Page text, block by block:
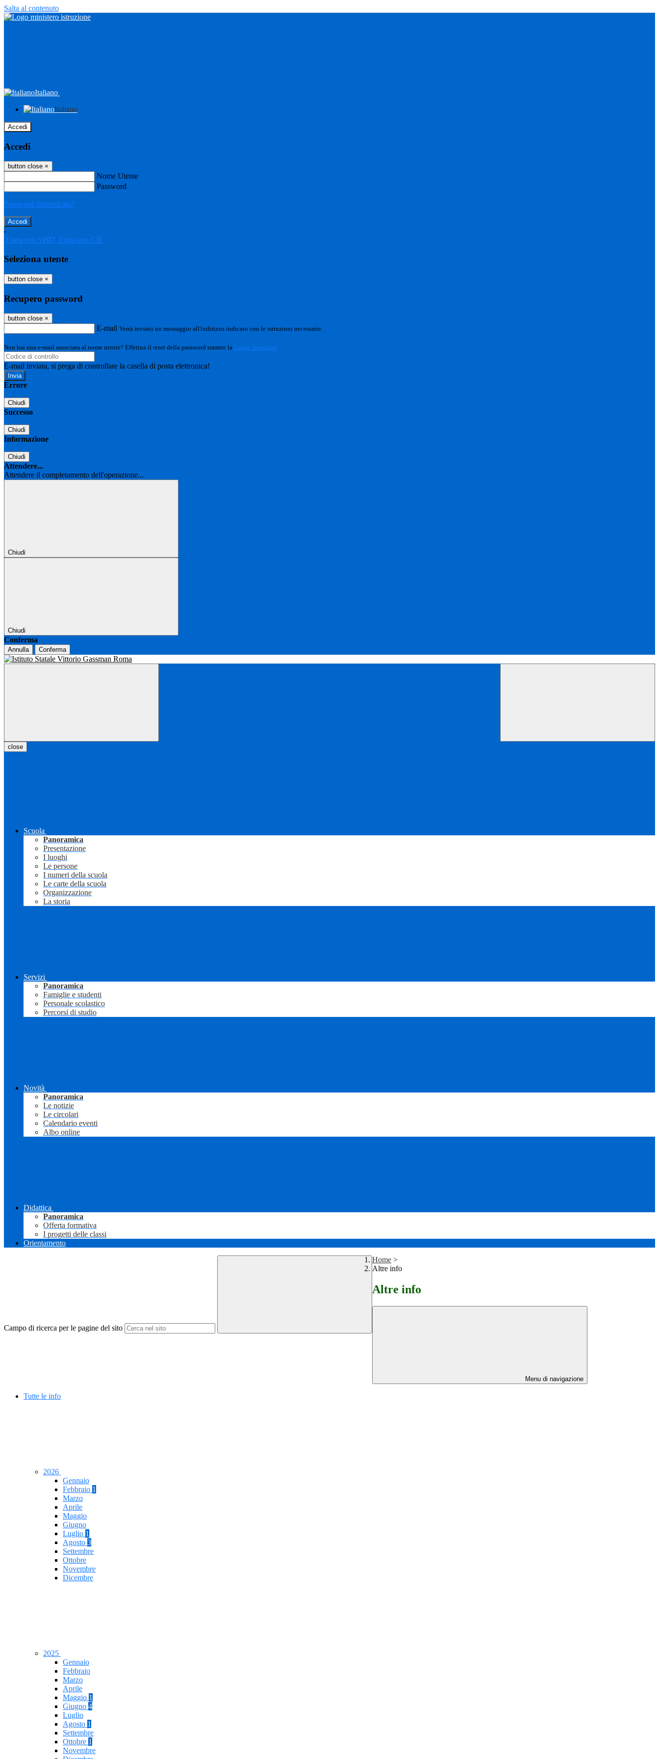
Salta al contenuto
Italiano
Italiano
Accedi
Accedi
button close ×
Nome Utente
Password
Password dimenticata?
-
Entra con SPID Entra con CIE
Seleziona utente
button close ×
Recupero password
button close ×
E-mail Verrà inviato un messaggio all'indirizzo indicato con le istruzioni necessarie.
Non hai una e-mail associata al nome utente? Effettua il reset della password tramite la Login Spaggiari
E-mail inviata, si prega di controllare la casella di posta elettronica!
Errore
Chiudi
Successo
Chiudi
Informazione
Chiudi
Attendere...
Attendere il completamento dell'operazione...
Chiudi
Chiudi
Conferma
Annulla Conferma
close
Scuola
Panoramica
Presentazione
I luoghi
Le persone
I numeri della scuola
Le carte della scuola
Organizzazione
La storia
Servizi
Panoramica
Famiglie e studenti
Personale scolastico
Percorsi di studio
Novità
Panoramica
Le notizie
Le circolari
Calendario eventi
Albo online
Didattica
Panoramica
Offerta formativa
I progetti delle classi
Orientamento
Campo di ricerca per le pagine del sito
Home >
Altre info
Altre info
Menu di navigazione
Tutte le info
2026
Gennaio
Febbraio 1
Marzo
Aprile
Maggio
Giugno
Luglio 1
Agosto 3
Settembre
Ottobre
Novembre
Dicembre
2025
Gennaio
Febbraio
Marzo
Aprile
Maggio 1
Giugno 4
Luglio
Agosto 1
Settembre
Ottobre 1
Novembre